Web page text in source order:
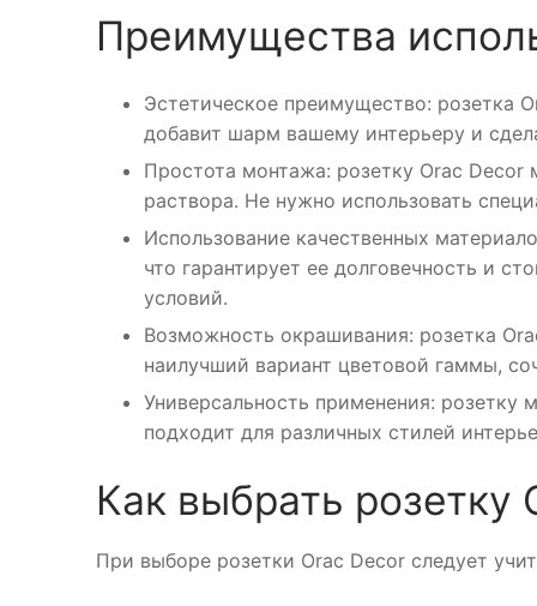
Преимущества
Эстетическое преимущество: розетка
добавит шарм вашему интерьеру и
Простота монтажа: розетку Orac
раствора. Не нужно использовать
Использование качественных
что гарантирует ее долговечность и
условий.
Возможность окрашивания: розетка
наилучший вариант цветовой гаммы,
Универсальность применения: розетку
подходит для различных стилей
Как выбрать розетку
При выборе розетки Orac Decor следует